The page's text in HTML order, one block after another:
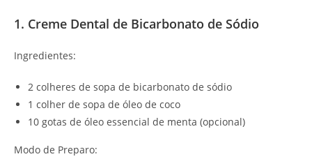
1. Creme Dental de Bicarbonato de Sódio
Ingredientes:
2 colheres de sopa de bicarbonato de sódio
1 colher de sopa de óleo de coco
10 gotas de óleo essencial de menta (opcional)
Modo de Preparo: